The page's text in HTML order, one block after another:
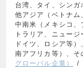
台湾、タイ、シン
他アジア（ベトナム
中南米（メキシコ、
トラリア、ニュー
ドイツ、ロシア等
南アフリカ等）、そ
グローバル企業）